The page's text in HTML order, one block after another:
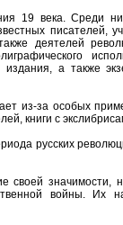
19 века. Среди
писателей,
деятелей
а также
из-за особых
книги с
русских
своей значимости,
войны. Их